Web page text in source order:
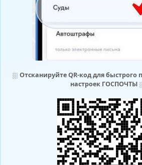
⛆ Отсканируйте QR-код для быстрого
настроек ГОСПОЧТЫ